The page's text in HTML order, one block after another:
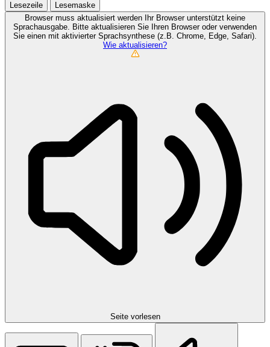
Lesezeile
Lesemaske
Browser muss aktualisiert werden
Ihr Browser unterstützt keine
Sprachausgabe. Bitte aktualisieren Sie Ihren Browser oder verwenden
Sie einen mit aktivierter Sprachsynthese (z.B. Chrome, Edge, Safari).
Wie aktualisieren?
Seite vorlesen